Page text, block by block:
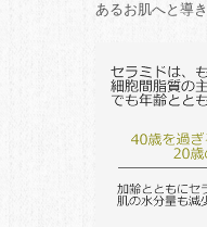
あるお肌へと導き